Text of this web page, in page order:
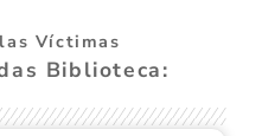
Víctimas
Biblioteca: